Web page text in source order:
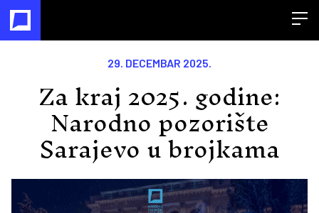
29. DECEMBAR 2025.
Za kraj 2025. godine:
Narodno pozorište
Sarajevo u brojkama